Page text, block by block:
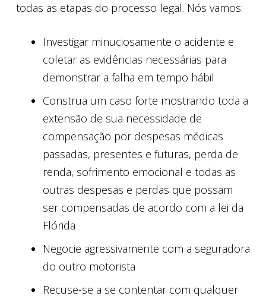
todas as etapas do processo legal. Nós vamos:
Investigar minuciosamente o acidente e
coletar as evidências necessárias para
demonstrar a falha em tempo hábil
Construa um caso forte mostrando toda a
extensão de sua necessidade de
compensação por despesas médicas
passadas, presentes e futuras, perda de
renda, sofrimento emocional e todas as
outras despesas e perdas que possam
ser compensadas de acordo com a lei da
Flórida
Negocie agressivamente com a seguradora
do outro motorista
Recuse-se a se contentar com qualquer